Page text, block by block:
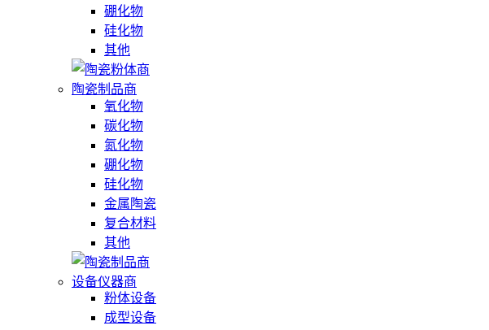
硼化物
硅化物
其他
陶瓷制品商
氧化物
碳化物
氮化物
硼化物
硅化物
金属陶瓷
复合材料
其他
设备仪器商
粉体设备
成型设备